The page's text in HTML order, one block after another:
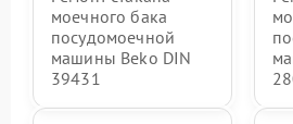
моечного бака
посудомоечной
машины Beko DIN
39431